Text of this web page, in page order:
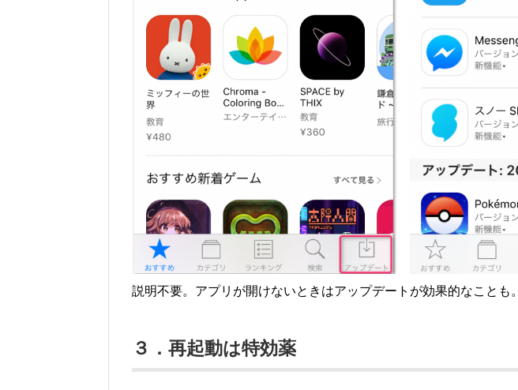
説明不要。アプリが開けないときはアップデートが効果的なことも。
３．再起動は特効薬